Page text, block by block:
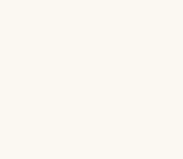
att endast tillåta ett urval.